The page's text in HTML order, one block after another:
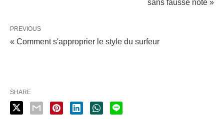
sans fausse note »
PREVIOUS
« Comment s'approprier le style du surfeur
SHARE